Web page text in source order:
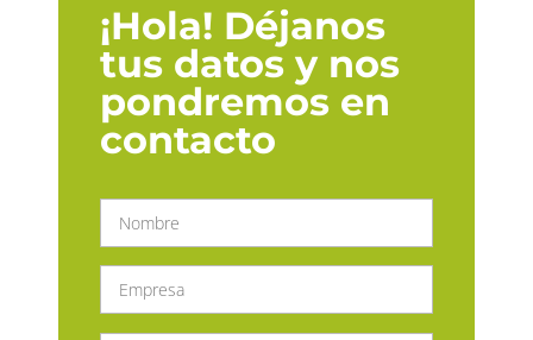
¡Hola! Déjanos
tus datos y nos
pondremos en
contacto